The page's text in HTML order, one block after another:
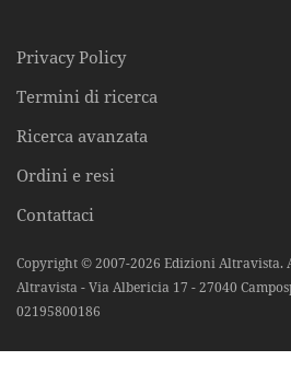
Privacy Policy
Termini di ricerca
Ricerca avanzata
Ordini e resi
Contattaci
Copyright © 2007-2026 Edizioni Altravista.
Altravista - Via Albericia 17 - 27040
02195800186